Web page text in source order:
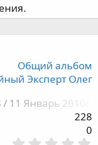
Общий альбом
Эксперт Олег
11 Январь 2010г.
228
0